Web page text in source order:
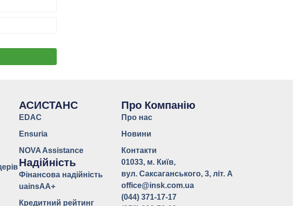
АСИСТАНС
EDAC
Ensuria
NOVA Assistance
Надійність
Фінансова надійність
uainsAA+
Кредитний рейтинг
Про Компанію
Про нас
Новини
Контакти
01033, м. Київ,
вул. Саксаганського, 3, літ. А
office@insk.com.ua
(044) 371-17-17